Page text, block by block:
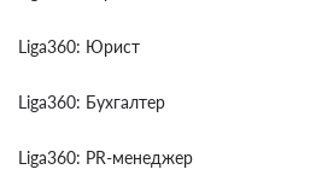
Liga360: Юрист
Liga360: Бухгалтер
Liga360: PR-менеджер